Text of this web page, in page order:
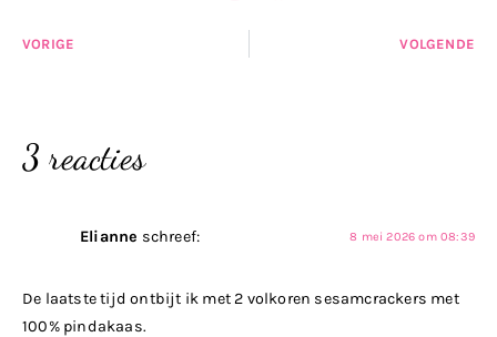
VORIGE VOLGENDE
3 reacties
Elianne schreef: 8 mei 2026 om 08:39
De laatste tijd ontbijt ik met 2 volkoren sesamcrackers met
100% pindakaas.